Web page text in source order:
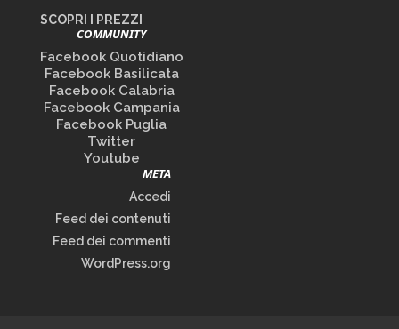
SCOPRI I PREZZI
COMMUNITY
Facebook Quotidiano
Facebook Basilicata
Facebook Calabria
Facebook Campania
Facebook Puglia
Twitter
Youtube
META
Accedi
Feed dei contenuti
Feed dei commenti
WordPress.org